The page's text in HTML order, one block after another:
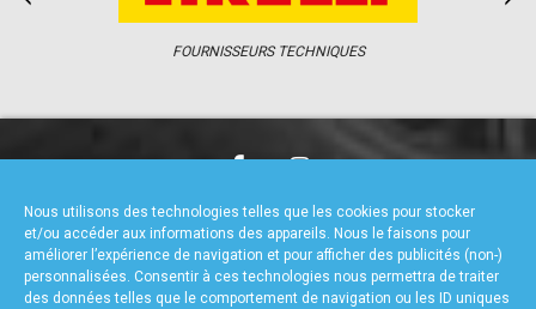
Nous utilisons des technologies telles que les cookies pour stocker
et/ou accéder aux informations des appareils. Nous le faisons pour
améliorer l’expérience de navigation et pour afficher des publicités (non-)
personnalisées. Consentir à ces technologies nous permettra de traiter
des données telles que le comportement de navigation ou les ID uniques
PRESSE
accéder à la billetterie
FOURNISSEURS TECHNIQUES
CHARTE DE CONFIDENTIALITÉ
NOUS CONTACTER
MENTIONS LÉGALES
RÉALISÉ PAR L’AGENCE WEB A3WEB
POLITIQUE DE COOKIES (UE)
DÉCLARATION DE CONFIDENTIALITÉ (UE)